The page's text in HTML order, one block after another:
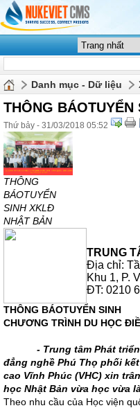
Danh mục - Dữ liệu
THÔNG
Thứ bảy - 31/03/2018 05:52
THÔNG
BÁOTUYỂN
SINH XKLĐ
NHẬT BẢN
TRUNG
Địa chỉ:
Khu 1, P.
ĐT:
THÔNG BÁOTUYỂN SINH
CHƯƠNG TRÌNH DU HỌC
- Trung tâm Phát
đẳng nghề Phú Thọ phối
cao Vĩnh Phúc (VHC) xin
học Nhật Bản vừa học vừa
Theo nhu cầu của Học viện